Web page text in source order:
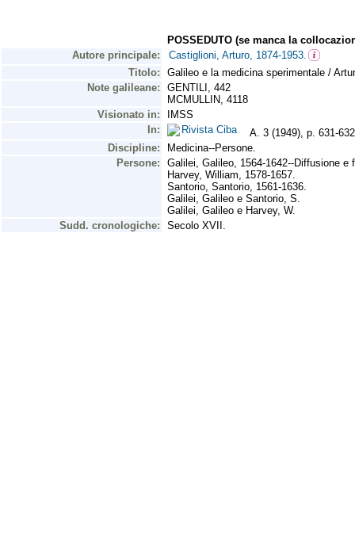
POSSEDUTO (se manca la
Autore principale:
Castiglioni, Arturo, 1874-1953.
Titolo:
Galileo e la medicina sperimentale /
Note galileane:
GENTILI, 442
MCMULLIN, 4118
Visionato in:
IMSS
In:
Rivista Ciba
A. 3 (1949), p. 631-632
Discipline:
Medicina--Persone.
Persone:
Galilei, Galileo, 1564-1642--Diffusione e
Harvey, William, 1578-1657.
Santorio, Santorio, 1561-1636.
Galilei, Galileo e Santorio, S.
Galilei, Galileo e Harvey, W.
Sudd. cronologiche:
Secolo XVII.